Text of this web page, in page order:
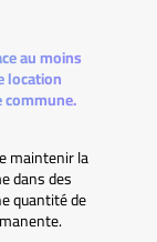
au moins
location
maintenir la
dans des
quantité de